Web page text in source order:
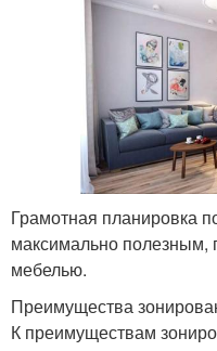
Грамотная планировка
максимально полезным,
мебелью.
Преимущества
К преимуществам